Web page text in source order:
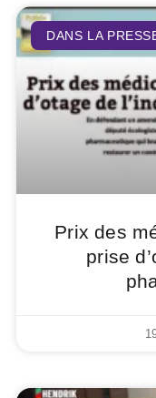
DANS LA
Prix des
prise